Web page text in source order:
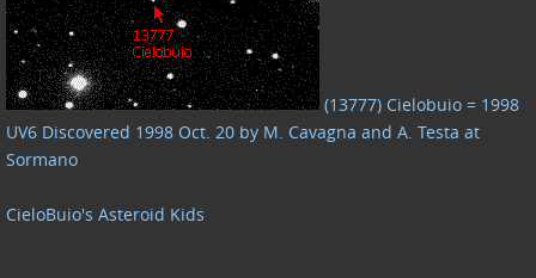
(13777) Cielobuio = 1998
UV6 Discovered 1998 Oct. 20 by M. Cavagna and A. Testa at
Sormano
CieloBuio's Asteroid Kids